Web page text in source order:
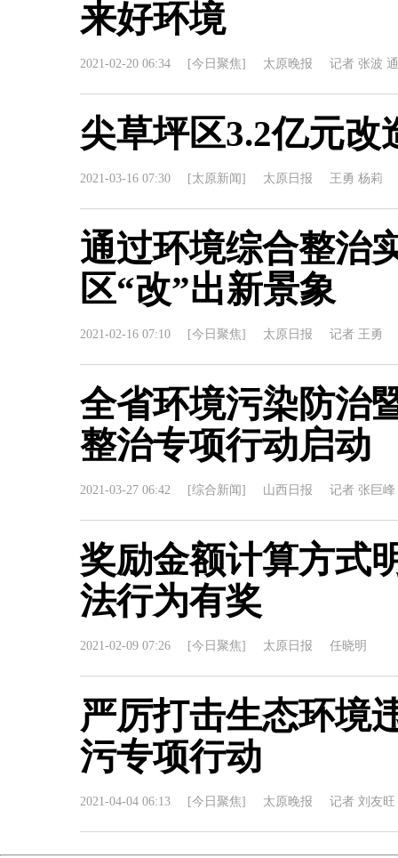
来好环境
2021-02-20 06:34 [今日聚焦] 太原晚报 记者 张波
尖草坪区3.2亿元改
2021-03-16 07:30 [太原新闻] 太原日报 王勇 杨莉
通过环境综合整治
区“改”出新景象
2021-02-16 07:10 [今日聚焦] 太原日报 记者 王勇
全省环境污染防治
整治专项行动启动
2021-03-27 06:42 [综合新闻] 山西日报 记者 张巨峰
奖励金额计算方式
法行为有奖
2021-02-09 07:26 [今日聚焦] 太原日报 任晓明
严厉打击生态环境
污专项行动
2021-04-04 06:13 [今日聚焦] 太原晚报 记者 刘友旺